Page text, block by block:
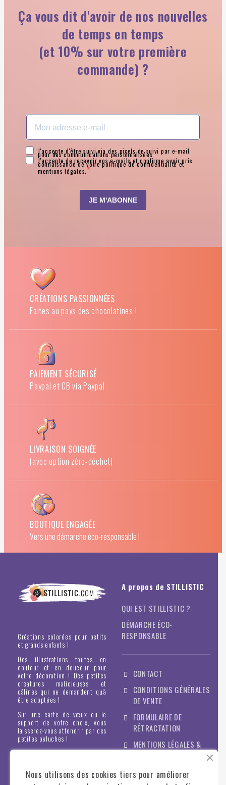
Ça vous dit d'avoir de nos nouvelles
de temps en temps
(et 10% sur votre première
commande) ?
CRÉATIONS PASSIONNÉES
Faites au pays des chocolatines !
PAIEMENT SÉCURISÉ
Paypal et CB via Paypal
LIVRAISON SOIGNÉE
(avec option zéro-déchet)
BOUTIQUE ENGAGÉE
Vers une démarche éco-responsable !
Créations colorées pour petits
et grands enfants !
Des illustrations toutes en
couleur et en douceur pour
votre décoration ! Des petites
créatures malicieuses et
câlines qui ne demandent qu'à
être adoptées !
Sur une carte de vœux ou le
support de votre choix, vous
laisserez-vous attendrir par ces
petites peluches !
A propos de STILLISTIC
QUI EST STILLISTIC ?
DÉMARCHE ÉCO-
RESPONSABLE
CONTACT
CONDITIONS GÉNÉRALES
DE VENTE
FORMULAIRE DE
RÉTRACTATION
MENTIONS LÉGALES &
Nous utilisons des cookies tiers pour améliorer